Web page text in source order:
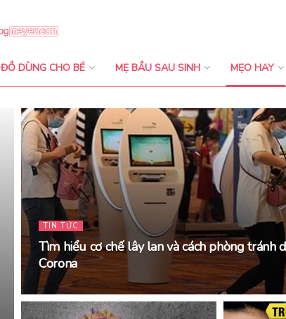
ĐỒ DÙNG CHO BÉ MẸ BẦU SAU SINH MẸO HAY
TIN TỨC
Tìm hiểu cơ chế lây lan và cách phòng tránh
Corona